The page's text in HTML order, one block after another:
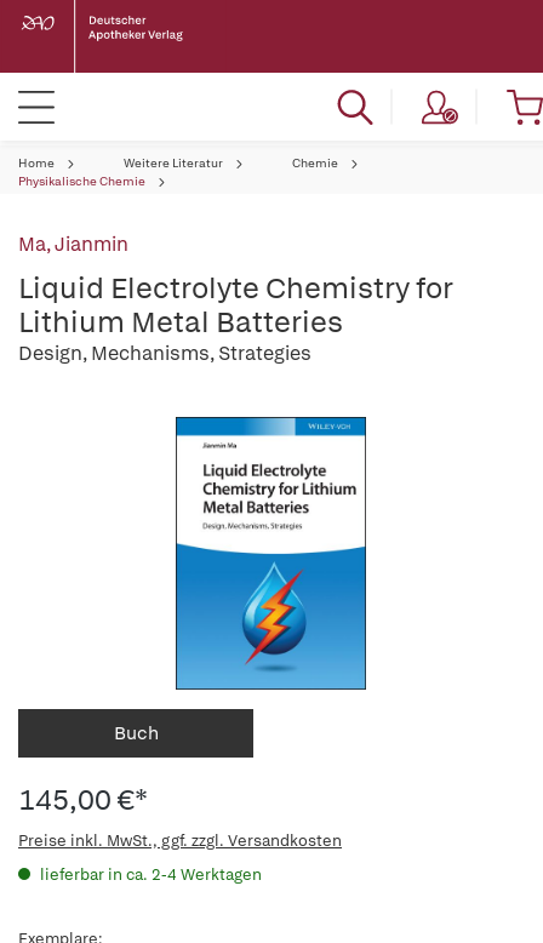
Home Weitere Literatur
Chemie
Physikalische Chemie
Ma, Jianmin
Liquid Electrolyte Chemistry for
Lithium Metal Batteries
Design, Mechanisms, Strategies
Buch
145,00 €*
Preise inkl. MwSt., ggf. zzgl. Versandkosten
lieferbar in ca. 2-4 Werktagen
Exemplare: